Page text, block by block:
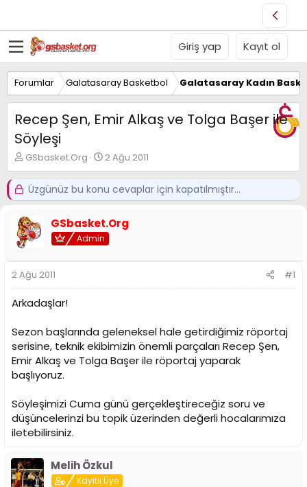
Giriş yap Kayıt ol
Forumlar Galatasaray Basketbol Galatasaray Kadın
Recep Şen, Emir Alkaş ve Tolga Başer ile
Söyleşi
K
o
n
u
u
B
a
a
t
a
GSbasket.Org
B
a
ş
l
n
g
ı
r
i
2 Ağu 2011
Üzgünüz bu konu cevaplar için kapatılmıştır...
GSbasket.Org
Admin
2 Ağu 2011 #1
Arkadaşlar!
Sezon başlarında geleneksel hale getirdiğimiz röportaj
serisine, teknik ekibimizin önemli parçaları Recep Şen,
Emir Alkaş ve Tolga Başer ile röportaj yaparak
başlıyoruz.
Söyleşimizi Cuma günü gerçekleştireceğiz soru ve
düşüncelerinzi bu topik üzerinden değerli hocalarımıza
iletebilirsiniz.
Melih Özkul
Kayıtlı Üye